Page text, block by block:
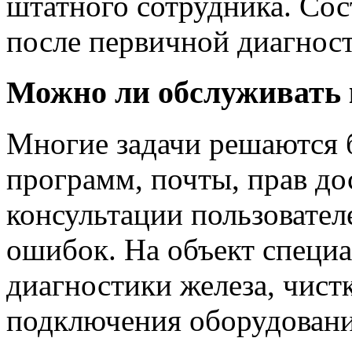
после первичной
Можно ли обслуживать
Многие задачи решаются
программ, почты, прав
консультации
ошибок. На объект
диагностики железа,
подключения